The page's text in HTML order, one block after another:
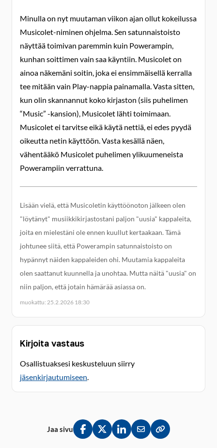
Minulla on nyt muutaman viikon ajan ollut kokeilussa
Musicolet-niminen ohjelma. Sen satunnaistoisto
näyttää toimivan paremmin kuin Powerampin,
kunhan soittimen vain saa käyntiin. Musicolet on
ainoa näkemäni soitin, joka ei ensimmäisellä kerralla
tee mitään vain Play-nappia painamalla. Vasta sitten,
kun olin skannannut koko kirjaston (siis puhelimen
“Music” -kansion), Musicolet lähti toimimaan.
Musicolet ei tarvitse eikä käytä nettiä, ei edes pyydä
oikeutta netin käyttöön. Vasta kesällä näen,
vähentääkö Musicolet puhelimen ylikuumeneista
Powerampiin verrattuna.
Lisään vielä, että Musicoletin käyttöönoton jälkeen olen
"löytänyt" musiikkikirjastostani paljon "uusia" kappaleita,
joita en mielestäni ole ennen kuullut kertaakaan. Tämä
johtunee siitä, että Powerampin satunnaistoisto on
hypännyt näiden kappaleiden ohi. Muutamia kappaleita
olen saattanut kuunnella ja unohtaa. Mutta näitä "uusia" on
niin paljon, että jotain hämärää asiassa on.
muokattu: 25.2.2026 18:30
Kirjoita vastaus
Osallistuaksesi keskusteluun siirry
jäsenkirjautumiseen.
Jaa sivu
Jaa Facebookissa
Jaa Twitterissä
Jaa LinkedInissä
Jaa sähköpostitse
Kopioi linkki